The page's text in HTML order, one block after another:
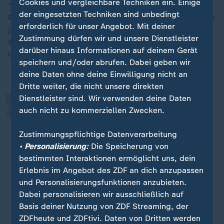
"Mehr an Migration", wie es die Grünen auf ihrem
Parteitag beschlossen hätten, sei die illegale Migration
jedoch nicht zu bekämpfen. Die AfD würde nur noch
stärker werden. Deshalb gehe man bei CDU und CSU
den "gegenteiligen Weg", sagt Söder.
Wir machen ganz klar, wenn zwei
Politik erwarten, dass die Migration
begrenzt wird, und dass Straftäter
das Land verlassen müssen, dann
tun wir das auch.
„
Markus Söder, CSU-Parteivorsitzender
Cookies und vergleichbare Techniken ein. Einige
der eingesetzten Techniken sind unbedingt
erforderlich für unser Angebot. Mit deiner
Zustimmung dürfen wir und unsere Dienstleister
darüber hinaus Informationen auf deinem Gerät
speichern und/oder abrufen. Dabei geben wir
deine Daten ohne deine Einwilligung nicht an
Dritte weiter, die nicht unsere direkten
Dienstleister sind. Wir verwenden deine Daten
auch nicht zu kommerziellen Zwecken.
Zustimmungspflichtige Datenverarbeitung
• Personalisierung:Die Speicherung von
bestimmten Interaktionen ermöglicht uns, dein
Erlebnis im Angebot des ZDF an dich anzupassen
und Personalisierungsfunktionen anzubieten.
Dabei personalisieren wir ausschließlich auf
Basis deiner Nutzung von ZDF Streaming, der
ZDFheute und ZDFtivi. Daten von Dritten werden